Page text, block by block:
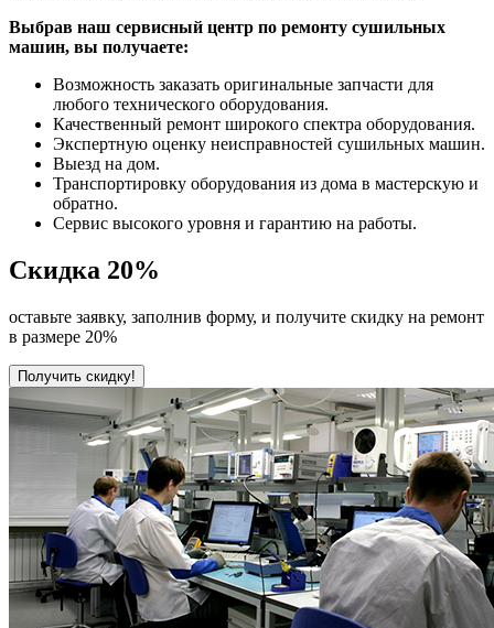
Выбрав наш сервисный центр по ремонту сушильных
машин, вы получаете:
Возможность заказать оригинальные запчасти для
любого технического оборудования.
Качественный ремонт широкого спектра оборудования.
Экспертную оценку неисправностей сушильных машин.
Выезд на дом.
Транспортировку оборудования из дома в мастерскую и
обратно.
Сервис высокого уровня и гарантию на работы.
Скидка 20%
оставьте заявку, заполнив форму, и получите скидку на ремонт
в размере 20%
Получить скидку!